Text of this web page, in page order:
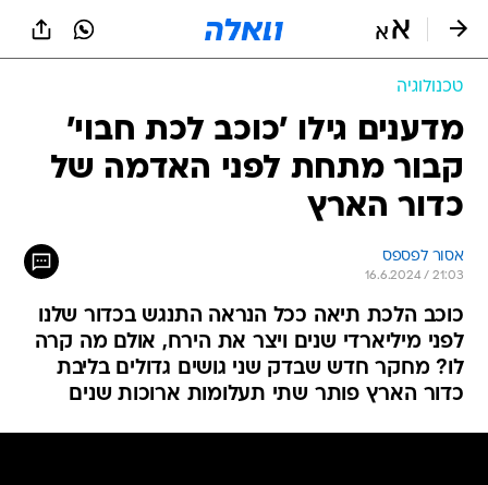
טכנולוגיה
מדענים גילו 'כוכב לכת חבוי'
קבור מתחת לפני האדמה של
כדור הארץ
אסור לפספס
16.6.2024 / 21:03
כוכב הלכת תיאה ככל הנראה התנגש בכדור שלנו
לפני מיליארדי שנים ויצר את הירח, אולם מה קרה
לו? מחקר חדש שבדק שני גושים גדולים בליבת
כדור הארץ פותר שתי תעלומות ארוכות שנים